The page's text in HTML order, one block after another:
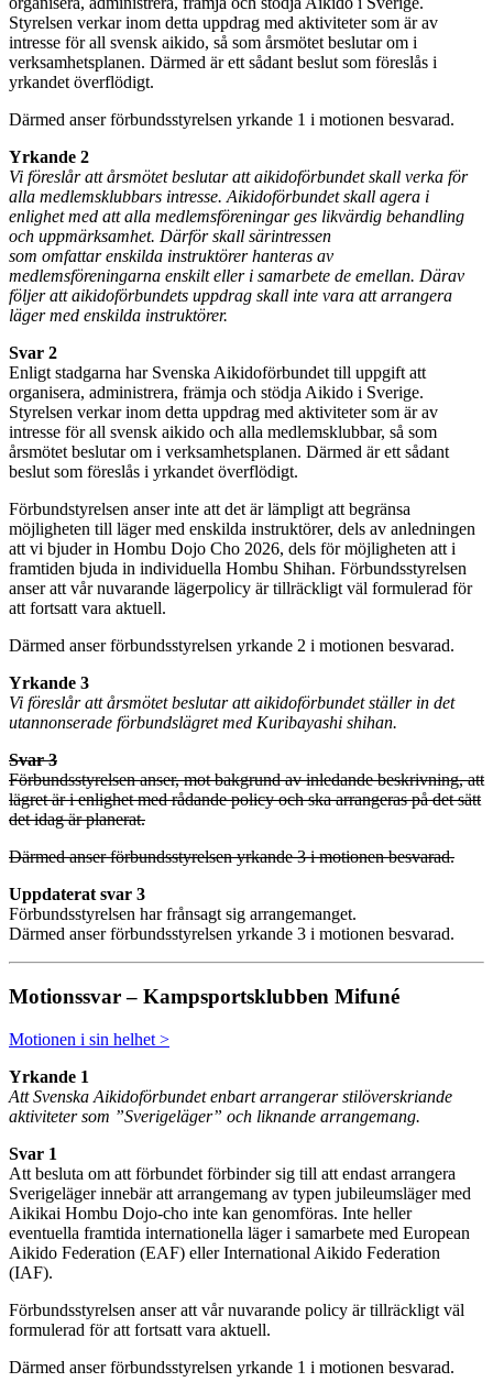
Styrelsen verkar inom detta uppdrag med aktiviteter som är av
intresse för all svensk aikido, så som årsmötet beslutar om i
verksamhetsplanen. Därmed är ett sådant beslut som föreslås i
yrkandet överflödigt.
Därmed anser förbundsstyrelsen yrkande 1 i motionen besvarad.
Yrkande 2
Vi föreslår att årsmötet beslutar att aikidoförbundet skall verka för
alla medlemsklubbars intresse. Aikidoförbundet skall agera i
enlighet med att alla medlemsföreningar ges likvärdig behandling
och uppmärksamhet. Därför skall särintressen
som omfattar enskilda instruktörer hanteras av
medlemsföreningarna enskilt eller i samarbete de emellan. Därav
följer att aikidoförbundets uppdrag skall inte vara att arrangera
läger med enskilda instruktörer.
Svar 2
Enligt stadgarna har Svenska Aikidoförbundet till uppgift att
organisera, administrera, främja och stödja Aikido i Sverige.
Styrelsen verkar inom detta uppdrag med aktiviteter som är av
intresse för all svensk aikido och alla medlemsklubbar, så som
årsmötet beslutar om i verksamhetsplanen. Därmed är ett sådant
beslut som föreslås i yrkandet överflödigt.
Förbundstyrelsen anser inte att det är lämpligt att begränsa
möjligheten till läger med enskilda instruktörer, dels av anledningen
att vi bjuder in Hombu Dojo Cho 2026, dels för möjligheten att i
framtiden bjuda in individuella Hombu Shihan. Förbundsstyrelsen
anser att vår nuvarande lägerpolicy är tillräckligt väl formulerad för
att fortsatt vara aktuell.
Därmed anser förbundsstyrelsen yrkande 2 i motionen besvarad.
Yrkande 3
Vi föreslår att årsmötet beslutar att aikidoförbundet ställer in det
utannonserade förbundslägret med Kuribayashi shihan.
Svar 3
Förbundsstyrelsen anser, mot bakgrund av inledande beskrivning, att
lägret är i enlighet med rådande policy och ska arrangeras på det sätt
det idag är planerat.
Därmed anser förbundsstyrelsen yrkande 3 i motionen besvarad.
Uppdaterat svar 3
Förbundsstyrelsen har frånsagt sig arrangemanget.
Därmed anser förbundsstyrelsen yrkande 3 i motionen besvarad.
Motionssvar – Kampsportsklubben Mifuné
Motionen i sin helhet >
Yrkande 1
Att Svenska Aikidoförbundet enbart arrangerar stilöverskriande
aktiviteter som ”Sverigeläger” och liknande arrangemang.
Svar 1
Att besluta om att förbundet förbinder sig till att endast arrangera
Sverigeläger innebär att arrangemang av typen jubileumsläger med
Aikikai Hombu Dojo-cho inte kan genomföras. Inte heller
eventuella framtida internationella läger i samarbete med European
Aikido Federation (EAF) eller International Aikido Federation
(IAF).
Förbundsstyrelsen anser att vår nuvarande policy är tillräckligt väl
formulerad för att fortsatt vara aktuell.
Därmed anser förbundsstyrelsen yrkande 1 i motionen besvarad.